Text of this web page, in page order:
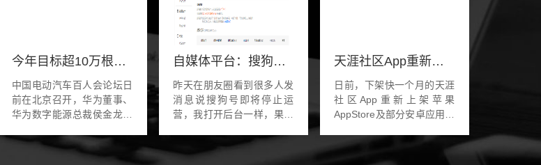
今年目标超10万根！华为：2万根超快充充电桩投入运营
中国电动汽车百人会论坛日
前在北京召开，华为董事、
华为数字能源总裁侯金龙在
龙表示，2024年，华为数字
能源将计划携手伙伴共同部
自媒体平台：搜狗号停止运营
昨天在朋友圈看到很多人发
消息说搜狗号即将停止运
营，我打开后台一样，果然
的余额提现了。搜狗号停运
我猜大概率和腾讯全资收购
天涯社区App重新上架应用商店：预计5月1日前恢复访问
日前，下架快一个月的天涯
社区App重新上架苹果
AppStore及部分安卓应用商
7.3.0。目前天涯社区App无
法注册账号、登陆账号，选